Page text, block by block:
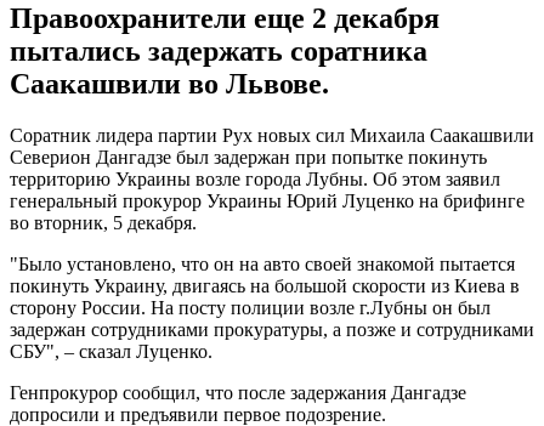
Правоохранители еще 2 декабря
пытались задержать соратника
Саакашвили во Львове.
Соратник лидера партии Рух новых сил Михаила Саакашвили
Северион Дангадзе был задержан при попытке покинуть
территорию Украины возле города Лубны. Об этом заявил
генеральный прокурор Украины Юрий Луценко на брифинге
во вторник, 5 декабря.
"Было установлено, что он на авто своей знакомой пытается
покинуть Украину, двигаясь на большой скорости из Киева в
сторону России. На посту полиции возле г.Лубны он был
задержан сотрудниками прокуратуры, а позже и сотрудниками
СБУ", – сказал Луценко.
Генпрокурор сообщил, что после задержания Дангадзе
допросили и предъявили первое подозрение.